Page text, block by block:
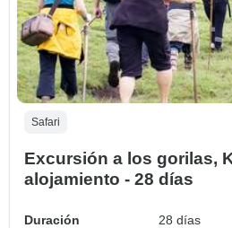
Safari
Excursión a los gorilas,
alojamiento - 28 días
Duración
28 días